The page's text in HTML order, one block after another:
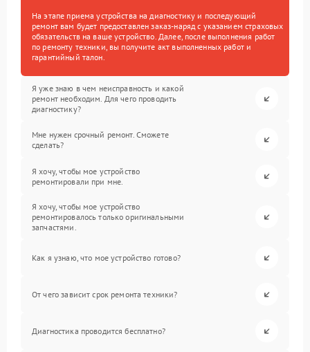
На этапе приема устройства на диагностику и последующий
ремонт вам будет предоставлен заказ-наряд с указанием страховых
обязательств на ваше устройство. Далее, после выполнения работ
по ремонту техники, вы получите акт выполненных работ и
гарантийный талон.
Я уже знаю в чем неисправность и какой
ремонт необходим. Для чего проводить
диагностику?
Мне нужен срочный ремонт. Сможете
сделать?
Я хочу, чтобы мое устройство
ремонтировали при мне.
Я хочу, чтобы мое устройство
ремонтировалось только оригинальными
запчастями.
Как я узнаю, что мое устройство готово?
От чего зависит срок ремонта техники?
Диагностика проводится бесплатно?